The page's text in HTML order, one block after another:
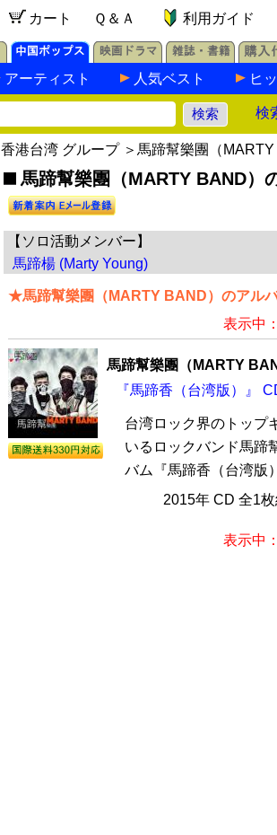
カート Ｑ＆Ａ 利用ガイド
アーティスト 人気ベスト ヒ
検
香港台湾 グループ＞馬蹄幫樂團（MARTY
馬蹄幫樂團（MARTY BAND）
【ソロ活動メンバー】
馬蹄楊 (Marty Young)
★馬蹄幫樂團（MARTY BAND）のアル
表示中
馬蹄幫樂團（MARTY
『馬蹄香（台湾版）』
台湾ロック界のトップ
いるロックバンド馬蹄
バム『馬蹄香（台湾版
2015年 CD 全1枚
表示中